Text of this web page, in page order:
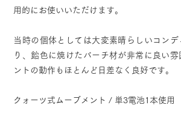
用的にお使いいただけます。
当時の個体としては大変素晴らしいコン
り、飴色に焼けたバーチ材が非常に良い
ントの動作もほとんど日差なく良好です。
クォーツ式ムーブメント / 単3電池1本使用